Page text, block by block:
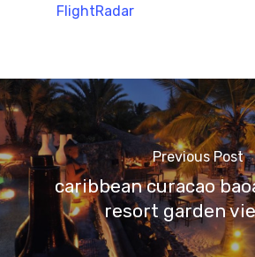
FlightRadar
Previous Post
caribbean curacao
resort garden